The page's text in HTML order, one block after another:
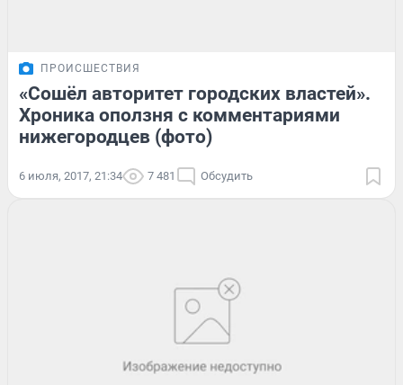
ПРОИСШЕСТВИЯ
«Сошёл авторитет городских властей».
Хроника оползня с комментариями
нижегородцев (фото)
6 июля, 2017, 21:34 7 481 Обсудить